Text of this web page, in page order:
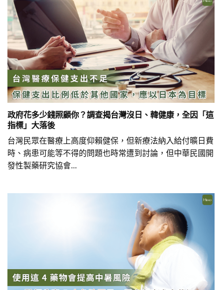
政府花多少錢照顧你？調查揭台灣沒日、韓健康，全因「這
指標」大落後
台灣民眾在醫療上高度仰賴健保，但新療法納入給付曠日費
時、病患可能等不得的問題也時常遭到討論，但中華民國開
發性製藥研究協會...